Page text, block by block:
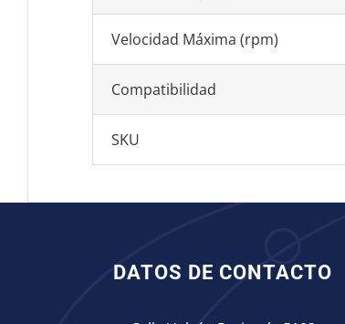
Velocidad Máxima (rpm)
Compatibilidad
SKU
DATOS DE CONTACTO